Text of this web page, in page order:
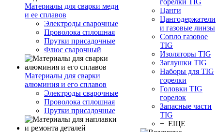
Материалы для сварки меди
и ее сплавов
Электроды сварочные
Проволока сплошная
Прутки присадочные
Флюс сварочный
Материалы для сварки
алюминия и его сплавов
Электроды сварочные
Проволока сплошная
Прутки присадочные
горелки TIG
Цанги
Цангодержатели
и газовые линзы
Сопло газовое
TIG
Изоляторы TIG
Заглушки TIG
Наборы для TIG
горелки
Головки TIG
горелок
Запасные части
TIG
+ ЕЩЕ